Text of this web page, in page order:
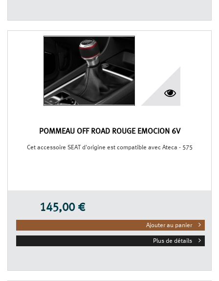
POMMEAU OFF ROAD ROUGE EMOCIÓN 6V
Cet accessoire SEAT d'origine est compatible avec Ateca - 575
145,00 €
Ajouter au panier
Plus de détails